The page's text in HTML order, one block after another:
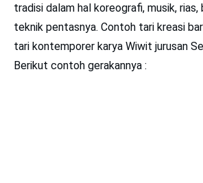
tradisi dalam hal koreograﬁ, musik,
teknik pentasnya. Contoh tari kreasi
tari kontemporer karya Wiwit jurusan
Berikut contoh gerakannya :